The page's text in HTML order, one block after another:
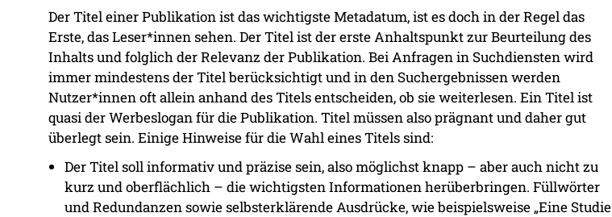
Der Titel einer Publikation ist das wichtigste Metadatum, ist es doch in der Regel das
Erste, das Leser*innen sehen. Der Titel ist der erste Anhaltspunkt zur Beurteilung des
Inhalts und folglich der Relevanz der Publikation. Bei Anfragen in Suchdiensten wird
immer mindestens der Titel berücksichtigt und in den Suchergebnissen werden
Nutzer*innen oft allein anhand des Titels entscheiden, ob sie weiterlesen. Ein Titel ist
quasi der Werbeslogan für die Publikation. Titel müssen also prägnant und daher gut
überlegt sein. Einige Hinweise für die Wahl eines Titels sind:
Der Titel soll informativ und präzise sein, also möglichst knapp – aber auch nicht zu
kurz und oberflächlich – die wichtigsten Informationen herüberbringen. Füllwörter
und Redundanzen sowie selbsterklärende Ausdrücke, wie beispielsweise „Eine Studie